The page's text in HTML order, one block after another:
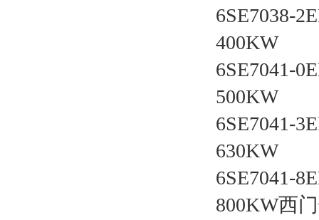
6SE7038-
400KW
6SE7041-
500KW
6SE7041-
630KW
6SE7041-
800KW西